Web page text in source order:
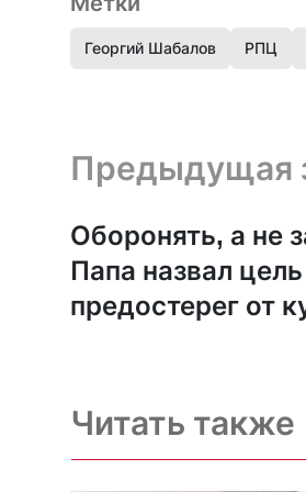
Георгий Шабалов РПЦ
Предыдущая запись и
Предыдущая
Оборонять, а не
Папа назвал
предостерег от
Читать также